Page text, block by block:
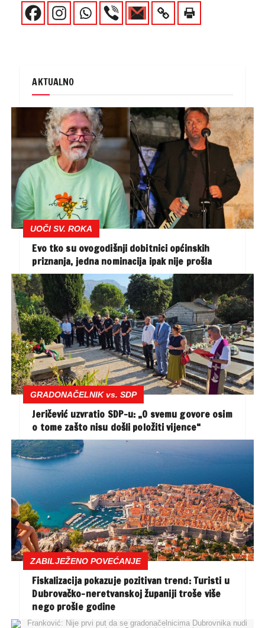
AKTUALNO
UOČI SV. ROKA
Evo tko su ovogodišnji dobitnici općinskih
priznanja, jedna nominacija ipak nije prošla
GRADONAČELNIK vs. SDP
Jeričević uzvratio SDP-u: „O svemu govore osim
o tome zašto nisu došli položiti vijence“
ZABILJEŽENO POVEĆANJE
Fiskalizacija pokazuje pozitivan trend: Turisti u
Dubrovačko-neretvanskoj županiji troše više
nego prošle godine